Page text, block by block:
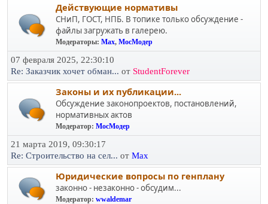
Действующие нормативы
СНиП, ГОСТ, НПБ. В топике только обсуждение -
файлы загружать в галерею.
Модераторы: Max, МосМодер
07 февраля 2025, 22:30:10
Re: Заказчик хочет обман... от StudentForever
Законы и их публикации...
Обсуждение законопроектов, постановлений,
нормативных актов
Модератор: МосМодер
21 марта 2019, 09:30:17
Re: Строительство на сел... от Max
Юридичеcкие вопросы по генплану
законно - незаконно - обсудим...
Модератор: wwaldemar